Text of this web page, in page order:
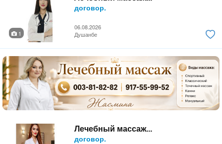
договор.
06.08.2026
1
Душанбе
Лечебный массаж...
договор.